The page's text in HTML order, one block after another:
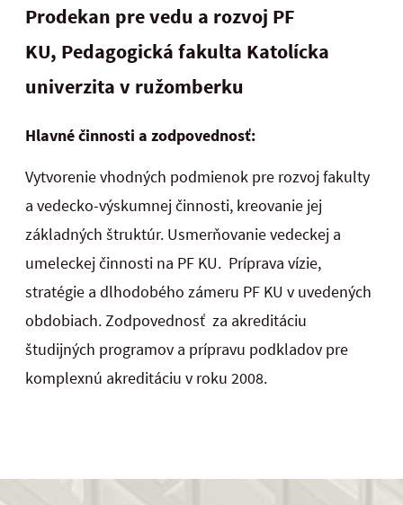
Prodekan pre vedu a rozvoj PF
KU, Pedagogická fakulta Katolícka
univerzita v ružomberku
Hlavné činnosti a zodpovednosť:
Vytvorenie vhodných podmienok pre rozvoj fakulty
a vedecko-výskumnej činnosti, kreovanie jej
základných štruktúr. Usmerňovanie vedeckej a
umeleckej činnosti na PF KU. Príprava vízie,
stratégie a dlhodobého zámeru PF KU v uvedených
obdobiach. Zodpovednosť za akreditáciu
študijných programov a prípravu podkladov pre
komplexnú akreditáciu v roku 2008.